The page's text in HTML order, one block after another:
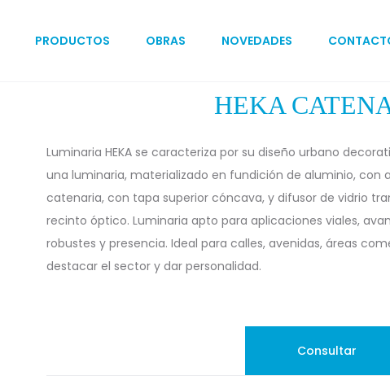
PRODUCTOS OBRAS NOVEDADES
HEKA
Luminaria HEKA se caracteriza por su diseño urbano
una luminaria, materializado en fundición de aluminio, con
catenaria, con tapa superior cóncava, y difusor de vidrio
recinto óptico. Luminaria apto para aplicaciones viales,
robustes y presencia. Ideal para calles, avenidas, áreas
destacar el sector y dar personalidad.